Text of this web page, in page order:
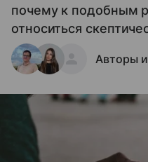
почему к подобным
относиться
Авторы